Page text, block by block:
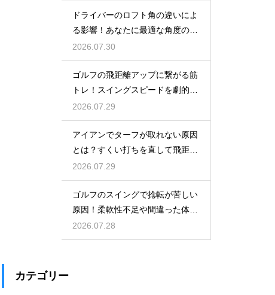
ドライバーのロフト角の違いによ
る影響！あなたに最適な角度の選
び方
2026.07.30
ゴルフの飛距離アップに繋がる筋
トレ！スイングスピードを劇的に
上げる鍛え方
2026.07.29
アイアンでターフが取れない原因
とは？すくい打ちを直して飛距離
を伸ばす
2026.07.29
ゴルフのスイングで捻転が苦しい
原因！柔軟性不足や間違った体の
使い方
2026.07.28
カテゴリー